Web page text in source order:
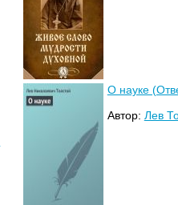
О науке
Автор: Лев